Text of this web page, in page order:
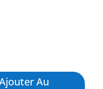
Au